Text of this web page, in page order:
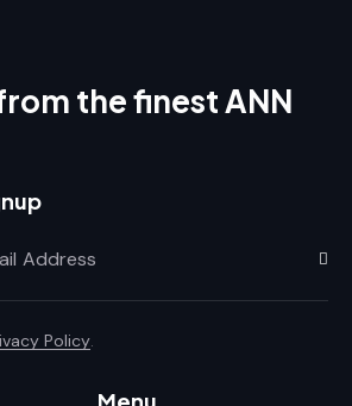
the finest ANN
Policy.
Menu